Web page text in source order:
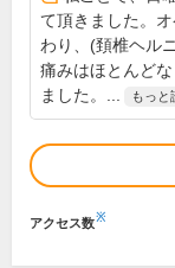
て頂きました。
わり、(頚椎ヘル
痛みはほとんど
ました。...
もっと
アクセス数※